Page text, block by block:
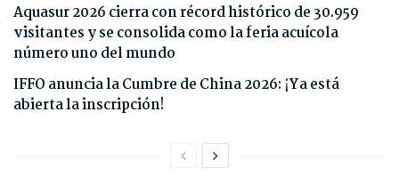
Aquasur 2026 cierra con récord histórico de 30.959
visitantes y se consolida como la feria acuícola
número uno del mundo
IFFO anuncia la Cumbre de China 2026: ¡Ya está
abierta la inscripción!